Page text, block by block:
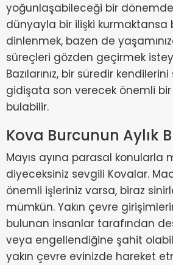
yoğunlaşabileceği bir
dünyayla bir ilişki kurmaktansa
dinlenmek, bazen de
süreçleri gözden geçirmek
Bazılarınız, bir süredir
gidişata son verecek önemli
bulabilir.
Kova Burcunun Aylık
Mayıs ayına parasal konularla
diyeceksiniz sevgili Kovalar.
önemli işleriniz varsa, biraz
mümkün. Yakın çevre
bulunan insanlar tarafından
veya engellendiğine şahit
yakın çevre evinizde hareket